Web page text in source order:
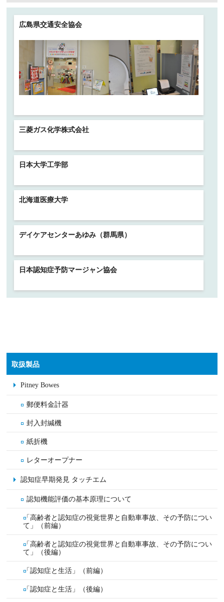
広島県交通安全協会
三菱ガス化学株式会社
日本大学工学部
北海道医療大学
デイケアセンターあゆみ（群馬県）
日本認知症予防マージャン協会
取扱製品
Pitney Bowes
郵便料金計器
封入封緘機
紙折機
レターオープナー
認知症早期発見 タッチエム
認知機能評価の基本原理について
「高齢者と認知症の視覚世界と自動車事故、その予防につい
て」（前編）
「高齢者と認知症の視覚世界と自動車事故、その予防につい
て」（後編）
「認知症と生活」（前編）
「認知症と生活」（後編）